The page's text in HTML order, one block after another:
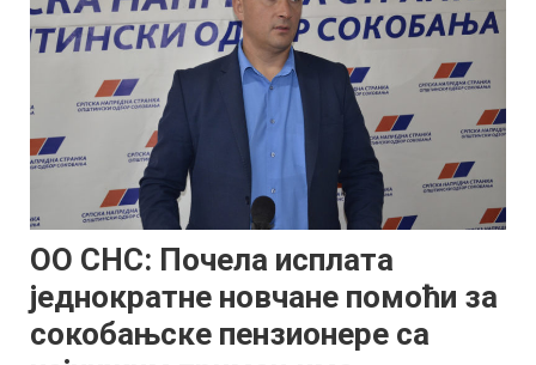
ОО СНС: Почела исплата
једнократне новчане помоћи за
сокобањске пензионере са